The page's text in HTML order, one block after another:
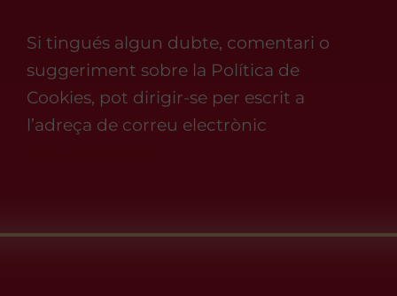
Si tingués algun dubte, comentari o
suggeriment sobre la Política de
Cookies, pot dirigir-se per escrit a
l’adreça de correu electrònic